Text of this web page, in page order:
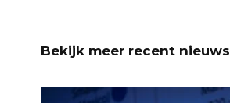
Bekijk meer recent nieuws